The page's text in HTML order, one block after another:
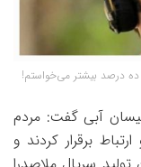
ده درصد بیشتر می‌خواستم!
آبی گفت: مردم
برقرار کردند و